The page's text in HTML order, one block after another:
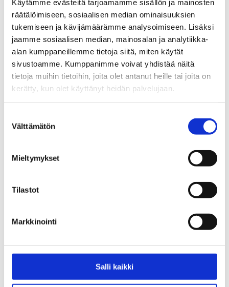
Käytämme evästeitä tarjoamamme sisällön ja mainosten
räätälöimiseen, sosiaalisen median ominaisuuksien
tukemiseen ja kävijämäärämme analysoimiseen. Lisäksi
jaamme sosiaalisen median, mainosalan ja analytiikka-
alan kumppaneillemme tietoja siitä, miten käytät
sivustoamme. Kumppanimme voivat yhdistää näitä
tietoja muihin tietoihin, joita olet antanut heille tai joita on
kerätty, kun olet käyttänyt heidän palvelujaan.
valinta
Välttämätön
Mieltymykset
Tilastot
Markkinointi
Salli kaikki
mitä tulee huomioida?